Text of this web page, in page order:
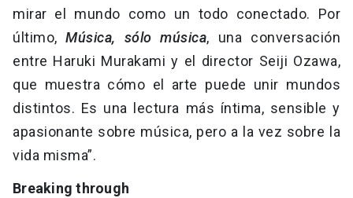
mirar el mundo como un todo conectado. Por
último,Música, sólo música, una conversación
entre Haruki Murakami y el director Seiji Ozawa,
que muestra cómo el arte puede unir mundos
distintos. Es una lectura más íntima, sensible y
apasionante sobre música, pero a la vez sobre la
vida misma”.
Breaking through